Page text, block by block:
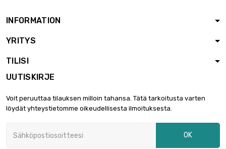
: 1.85mm
2.03mm
leveys : 500mm
Paksuus /

pituus : 500mm
INFORMATION
YRITYS
TILISI
UUTISKIRJE
Voit peruuttaa tilauksen milloin tahansa. Tätä tarkoitusta varten
löydät yhteystietomme oikeudellisesta ilmoituksesta.
OK